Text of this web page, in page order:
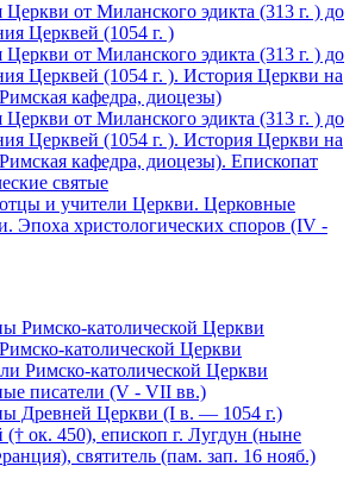
Церкви от Миланского эдикта (313 г. ) до
Церквей (1054 г. )
Церкви от Миланского эдикта (313 г. ) до
Церквей (1054 г. ). История Церкви на
кафедра, диоцезы)
Церкви от Миланского эдикта (313 г. ) до
Церквей (1054 г. ). История Церкви на
кафедра, диоцезы). Епископат
святые
и учители Церкви. Церковные
Эпоха христологических споров (IV -
Римско-католической Церкви
католической Церкви
Римско-католической Церкви
писатели (V - VII вв.)
Древней Церкви (I в. — 1054 г.)
(† ок. 450), епископ г. Лугдун (ныне
святитель (пам. зап. 16 нояб.)